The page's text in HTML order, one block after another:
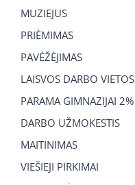
MUZIEJUS
PRIĖMIMAS
PAVĖŽĖJIMAS
LAISVOS DARBO VIETOS
PARAMA GIMNAZIJAI 2%
DARBO UŽMOKESTIS
MAITINIMAS
VIEŠIEJI PIRKIMAI